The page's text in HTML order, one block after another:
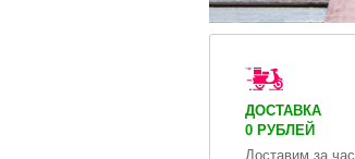
ДОСТАВКА
0 РУБЛЕЙ
Доставим за час